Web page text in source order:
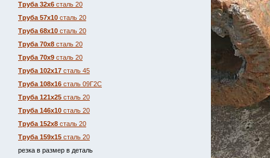
Труба 32х6 сталь 20
Труба 57х10 сталь 20
Труба 68х10 сталь 20
Труба 70х8 сталь 20
Труба 70х9 сталь 20
Труба 102х17 сталь 45
Труба 108х16 сталь 09Г2С
Труба 121х25 сталь 20
Труба 146х10 сталь 20
Труба 152х8 сталь 20
Труба 159х15 сталь 20
резка в размер в деталь